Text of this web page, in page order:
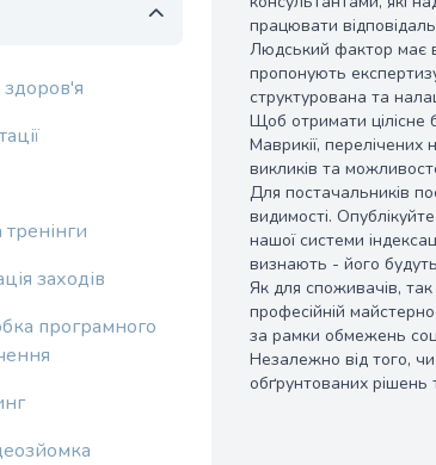
здоров'я
заходів
програмного
працювати
Людський фактор має
пропонують
структурована та
Щоб отримати цілісне
Маврикії, перелічених
викликів та
Для постачальників
видимості.
нашої системи
визнають - його
Як для споживачів,
професійній
за рамки обмежень
Незалежно від того,
обґрунтованих рішень